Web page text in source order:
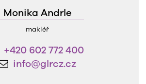
Monika Andrle
makléř
+420 602 772 400
info@glrcz.cz